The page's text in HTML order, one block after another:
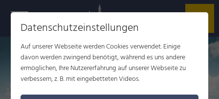
Datenschutzeinstellungen
Auf unserer Webseite werden Cookies verwendet. Einige
davon werden zwingend benötigt, während es uns andere
ermöglichen, Ihre Nutzererfahrung auf unserer Webseite zu
verbessern, z. B. mit eingebetteten Videos.